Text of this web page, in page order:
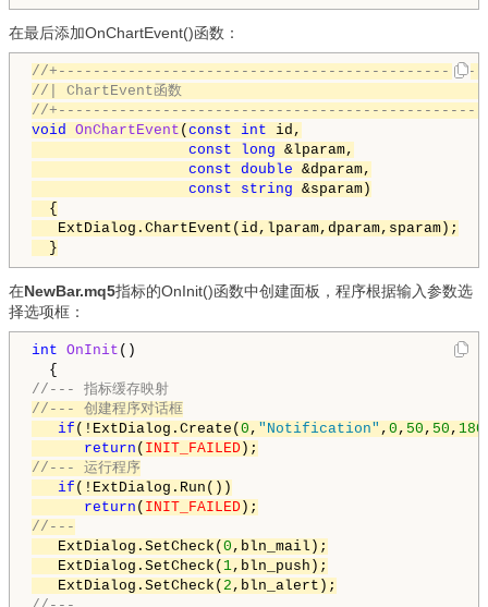
在最后添加OnChartEvent()函数：
//
//| ChartEvent函数
//
void OnChartEvent ( const int id,
const
long &lparam,
const double &dparam,
const
string &sparam)
{
ExtDialog.ChartEvent(id,lparam,dparam,sparam);
}
在NewBar.mq5指标的OnInit()函数中创建面板，程序根据输入参数选
择选项框：
int OnInit ()
//--- 指标缓存映射
//--- 创建程序对话框
if (!ExtDialog.Create( 0 , "Notification" , 0 , 50 , 50 , 180
return ( INIT_FAILED
//--- 运行程序
if (!ExtDialog.Run())
return ( INIT_FAILED
//---
ExtDialog.SetCheck( 0 ,bln_mail);
ExtDialog.SetCheck( 1,bln_push);
ExtDialog.SetCheck( 2 ,bln_alert);